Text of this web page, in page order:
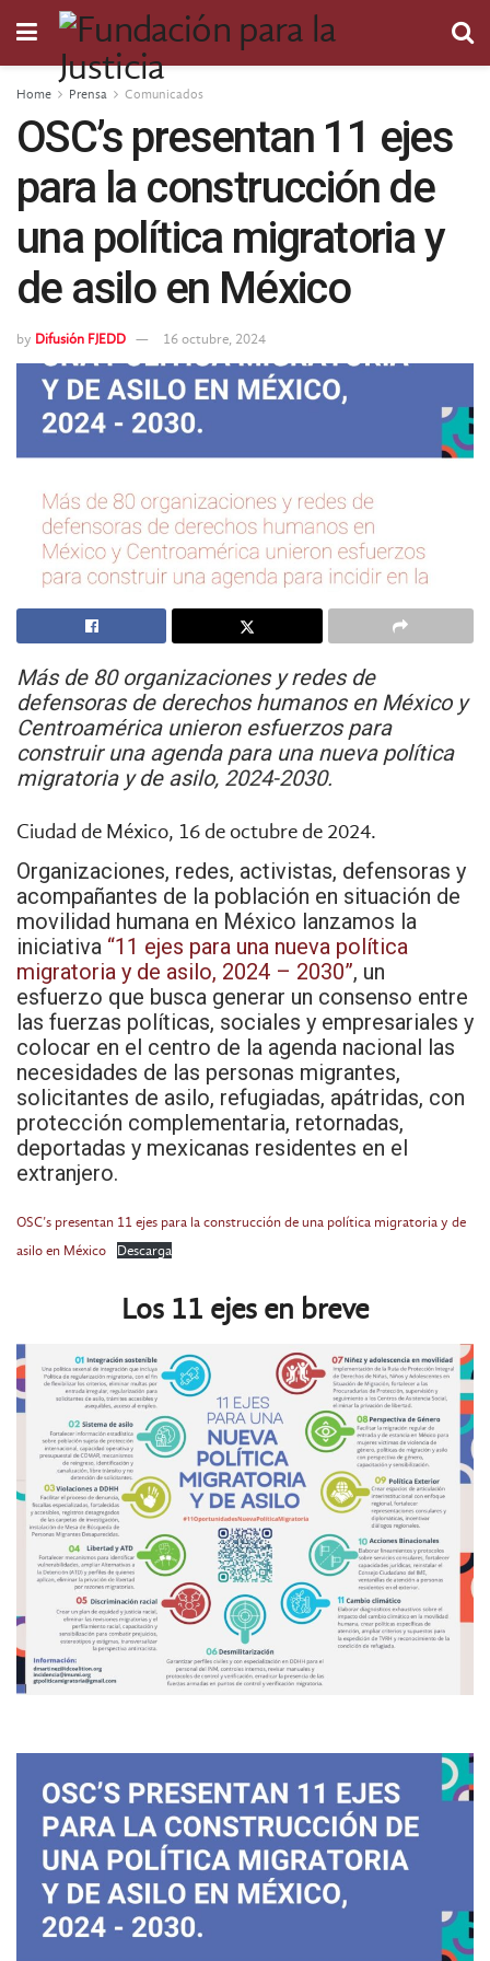
Home Prensa Comunicados
OSC’s presentan 11 ejes
para la construcción de
una política migratoria y
de asilo en México
by Difusión FJEDD 16 octubre, 2024
Más de 80 organizaciones y redes de
defensoras de derechos humanos en México y
Centroamérica unieron esfuerzos para
construir una agenda para una nueva política
migratoria y de asilo, 2024-2030.
Ciudad de México, 16 de octubre de 2024.
Organizaciones, redes, activistas, defensoras y
acompañantes de la población en situación de
movilidad humana en México lanzamos la
iniciativa “11 ejes para una nueva política
migratoria y de asilo, 2024 – 2030”, un
esfuerzo que busca generar un consenso entre
las fuerzas políticas, sociales y empresariales y
colocar en el centro de la agenda nacional las
necesidades de las personas migrantes,
solicitantes de asilo, refugiadas, apátridas, con
protección complementaria, retornadas,
deportadas y mexicanas residentes en el
extranjero.
OSC’s presentan 11 ejes para la construcción de una política migratoria y de
asilo en México
Descarga
Los 11 ejes en breve